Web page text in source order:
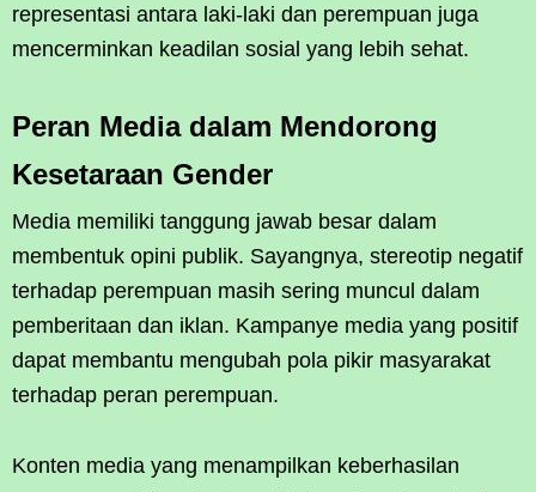
representasi antara laki-laki dan perempuan juga
mencerminkan keadilan sosial yang lebih sehat.
Peran Media dalam Mendorong
Kesetaraan Gender
Media memiliki tanggung jawab besar dalam
membentuk opini publik. Sayangnya, stereotip negatif
terhadap perempuan masih sering muncul dalam
pemberitaan dan iklan. Kampanye media yang positif
dapat membantu mengubah pola pikir masyarakat
terhadap peran perempuan.
Konten media yang menampilkan keberhasilan